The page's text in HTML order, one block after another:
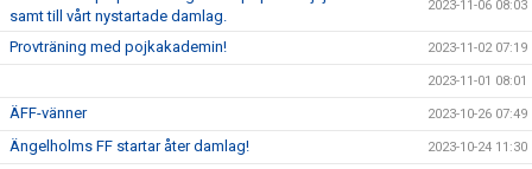
samt till vårt nystartade damlag.
2023-11-06 08:03
Provträning med pojkakademin! 2023-11-02 07:19
2023-11-01 08:01
ÄFF-vänner 2023-10-26 07:49
Ängelholms FF startar åter damlag! 2023-10-24 11:30